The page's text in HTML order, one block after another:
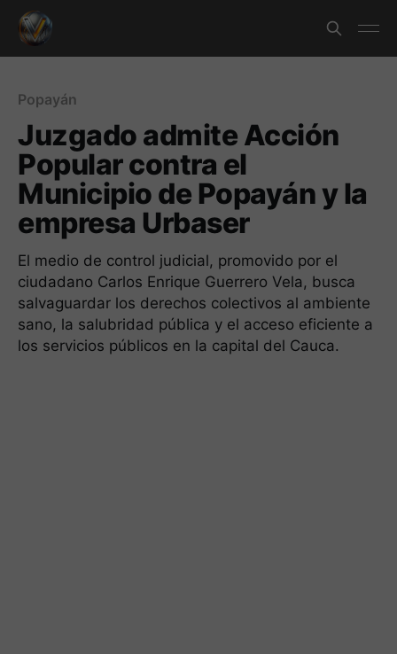
Popayán
Juzgado admite Acción
Popular contra el
Municipio de Popayán y la
empresa Urbaser
El medio de control judicial, promovido por el
ciudadano Carlos Enrique Guerrero Vela, busca
salvaguardar los derechos colectivos al ambiente
sano, la salubridad pública y el acceso eficiente a
los servicios públicos en la capital del Cauca.